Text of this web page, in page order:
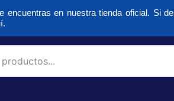
encuentras en nuestra tienda oficial. Si